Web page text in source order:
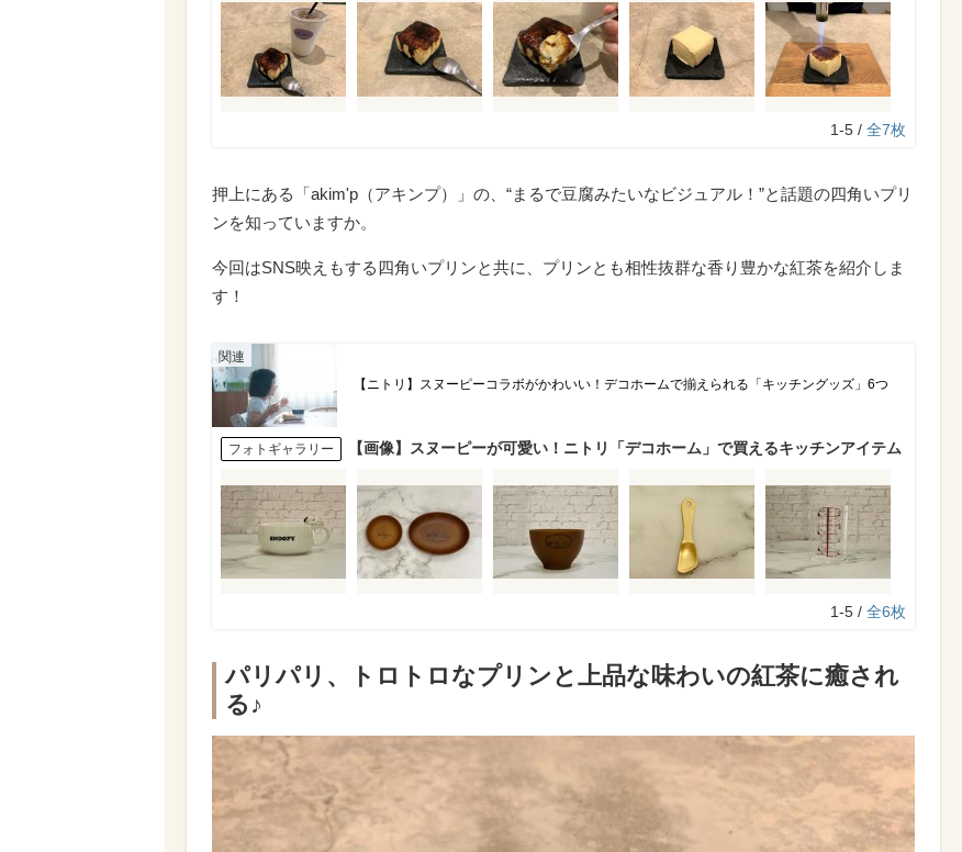
1-5 / 全7枚
押上にある「akim'p（アキンプ）」の、“まるで豆腐みたいなビジュアル！”と話題の四角いプリ
ンを知っていますか。
今回はSNS映えもする四角いプリンと共に、プリンとも相性抜群な香り豊かな紅茶を紹介しま
す！
【ニトリ】スヌーピーコラボがかわいい！デコホームで揃えられる「キッチングッズ」6つ
フォトギャラリー 【画像】スヌーピーが可愛い！ニトリ「デコホーム」で買えるキッチンアイテム
1-5 / 全6枚
パリパリ、トロトロなプリンと上品な味わいの紅茶に癒され
る♪